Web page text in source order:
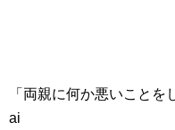
「両親に何か悪いこと
ai